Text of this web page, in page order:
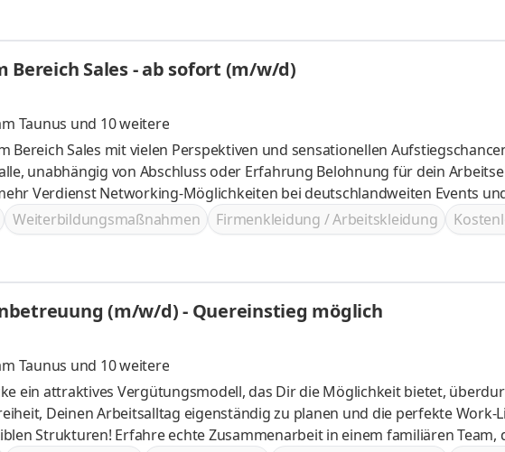
Berufseinsteiger im Bereich Sales - ab sofort (m/w/d)
Taunus und 10 weitere
Bereich Sales mit vielen Perspektiven und sensationellen
Abschluss oder Erfahrung Belohnung für dein Arbeitseinsatz im Sales:
Events und spannenden
Möglichkeit zur Vertiefung des Wissens durch E-Learning-Kurse, Schulungen und
Weiterbildungsmaßnahmen Firmenkleidung / Arbeitskleidung
(m/w/d) - Quereinstieg möglich
Taunus und 10 weitere
in einem familiären Team, das Dich täglich